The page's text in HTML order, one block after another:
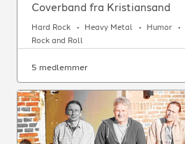
Coverband fra Kristiansand
Hard Rock Heavy Metal Humor
Rock and Roll
5 medlemmer